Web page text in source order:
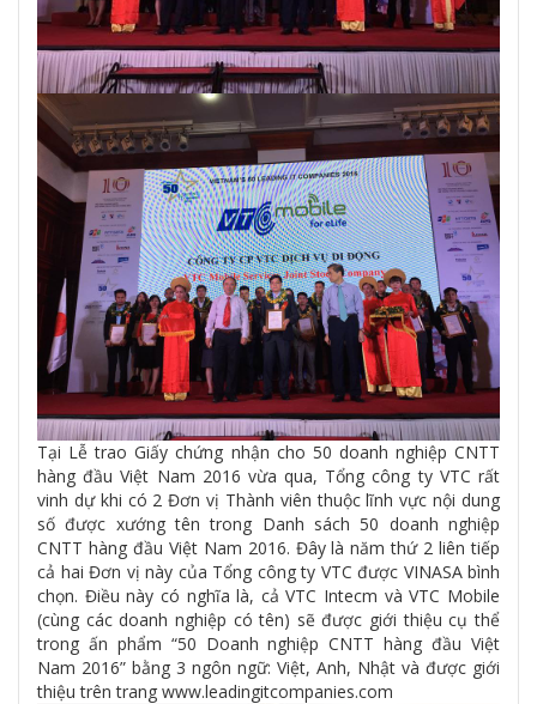
Tại Lễ trao Giấy chứng nhận cho 50 doanh nghiệp CNTT
hàng đầu Việt Nam 2016 vừa qua, Tổng công ty VTC rất
vinh dự khi có 2 Đơn vị Thành viên thuộc lĩnh vực nội dung
số được xướng tên trong Danh sách 50 doanh nghiệp
CNTT hàng đầu Việt Nam 2016. Đây là năm thứ 2 liên tiếp
cả hai Đơn vị này của Tổng công ty VTC được VINASA bình
chọn. Điều này có nghĩa là, cả VTC Intecm và VTC Mobile
(cùng các doanh nghiệp có tên) sẽ được giới thiệu cụ thể
trong ấn phẩm “50 Doanh nghiệp CNTT hàng đầu Việt
Nam 2016” bằng 3 ngôn ngữ: Việt, Anh, Nhật và được giới
thiệu trên trang www.leadingitcompanies.com